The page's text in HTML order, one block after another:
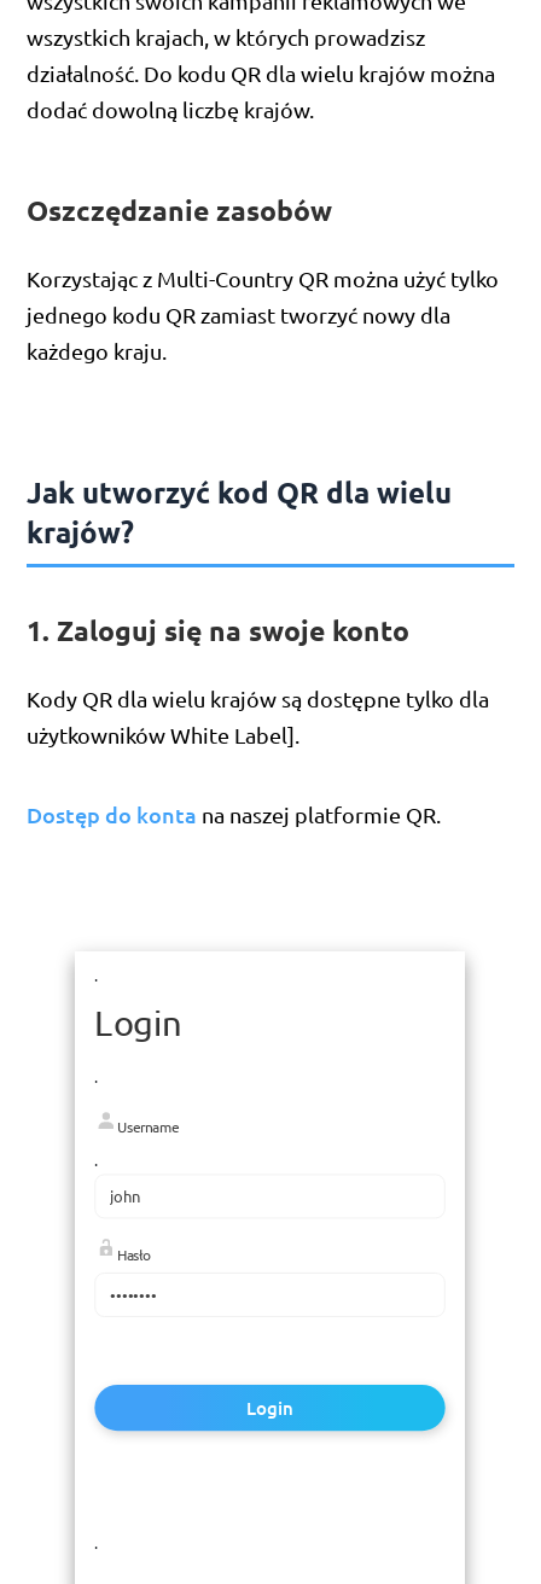
wszystkich krajach, w których prowadzisz
działalność. Do kodu QR dla wielu krajów można
dodać dowolną liczbę krajów.
Oszczędzanie zasobów
Korzystając z Multi-Country QR można użyć tylko
jednego kodu QR zamiast tworzyć nowy dla
każdego kraju.
Jak utworzyć kod QR dla wielu
krajów?
1. Zaloguj się na swoje konto
Kody QR dla wielu krajów są dostępne tylko dla
użytkowników White Label].
Dostęp do konta na naszej platformie QR.
.
Login
.
Username
.
Hasło
Login
.